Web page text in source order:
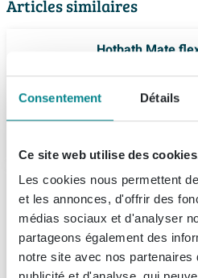
Consentement Détails
Ce site web utilise des
Les cookies nous permettent
et les annonces, d'offrir des
médias sociaux et d'analyser
partageons également des
notre site avec nos
Articles similaires
Hotbath Mate
Livraison:1 - 2
Crosswater
150cm - Laiton
Livraison:3 - 4
97,